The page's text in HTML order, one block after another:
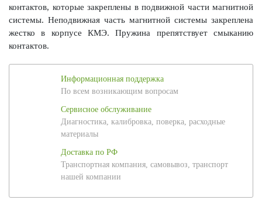
контактов, которые закреплены в подвижной части магнитной
системы. Неподвижная часть магнитной системы закреплена
жестко в корпусе КМЭ. Пружина препятствует смыканию
контактов.
Информационная поддержка
По всем возникающим вопросам
Сервисное обслуживание
Диагностика, калибровка, поверка, расходные
материалы
Доставка по РФ
Транспортная компания, самовывоз, транспорт
нашей компании